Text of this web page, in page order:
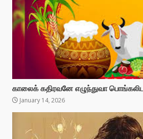
காலைக் கதிரவனே எழுந்துவா
January 14, 2026